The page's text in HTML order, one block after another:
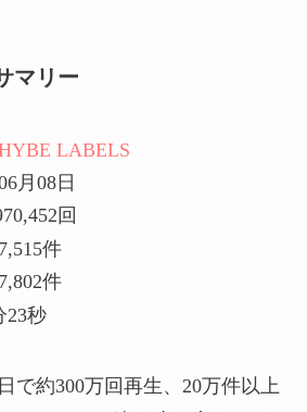
マリー
LABELS
月08日
回
件
件
23秒
で約300万回再生、20万件以上